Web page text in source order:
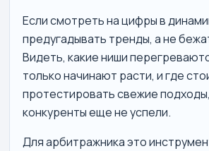
Если смотреть на цифры в
предугадывать тренды, а не
Видеть, какие ниши
только начинают расти, и где
протестировать свежие
конкуренты еще не успели.
Для арбитражника это